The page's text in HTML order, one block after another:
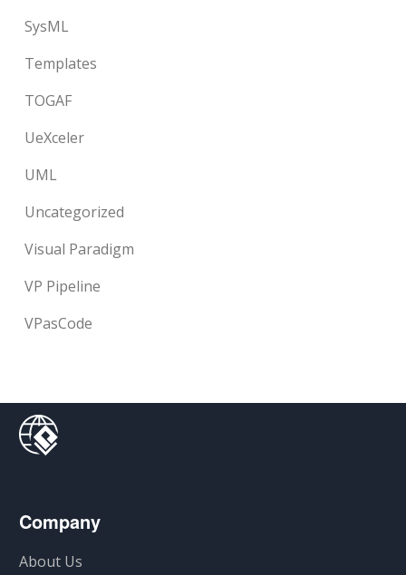
SysML
Templates
TOGAF
UeXceler
UML
Uncategorized
Visual Paradigm
VP Pipeline
VPasCode
Company
About Us